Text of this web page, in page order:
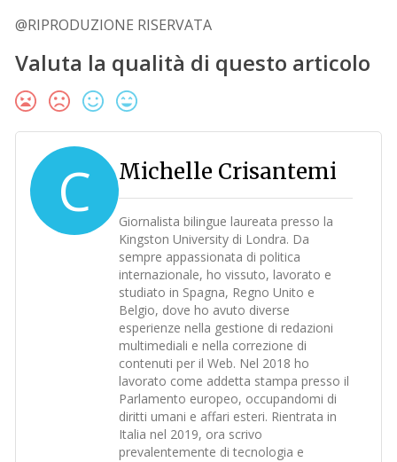
@RIPRODUZIONE RISERVATA
Valuta la qualità di questo articolo
C Michelle Crisantemi
Giornalista bilingue laureata presso la
Kingston University di Londra. Da
sempre appassionata di politica
internazionale, ho vissuto, lavorato e
studiato in Spagna, Regno Unito e
Belgio, dove ho avuto diverse
esperienze nella gestione di redazioni
multimediali e nella correzione di
contenuti per il Web. Nel 2018 ho
lavorato come addetta stampa presso il
Parlamento europeo, occupandomi di
diritti umani e affari esteri. Rientrata in
Italia nel 2019, ora scrivo
prevalentemente di tecnologia e